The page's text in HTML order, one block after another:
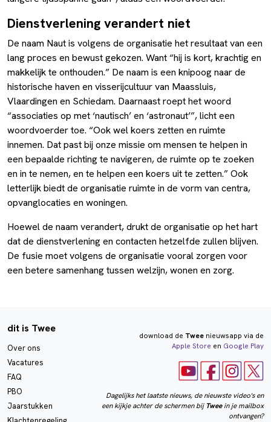
Dienstverlening verandert niet
De naam Naut is volgens de organisatie het resultaat van een
lang proces en bewust gekozen. Want “hij is kort, krachtig en
makkelijk te onthouden.” De naam is een knipoog naar de
historische haven en visserijcultuur van Maassluis,
Vlaardingen en Schiedam. Daarnaast roept het woord
“associaties op met ‘nautisch’ en ‘astronaut’”, licht een
woordvoerder toe. “Ook wel koers zetten en ruimte
innemen. Dat past bij onze missie om mensen te helpen in
een bepaalde richting te navigeren, de ruimte op te zoeken
en in te nemen, en te helpen een koers uit te zetten.” Ook
letterlijk biedt de organisatie ruimte in de vorm van centra,
opvanglocaties en woningen.
Hoewel de naam verandert, drukt de organisatie op het hart
dat de dienstverlening en contacten hetzelfde zullen blijven.
De fusie moet volgens de organisatie vooral zorgen voor
een betere samenhang tussen welzijn, wonen en zorg.
dit is Twee
Over ons
Vacatures
FAQ
PBO
Jaarstukken
download de Tweenieuwsapp via de
Apple Store en Google Play
Dagelijks het laatste nieuws, de nieuwste video's en
een kijkje achter de schermen bij Tweein je mailbox
ontvangen?